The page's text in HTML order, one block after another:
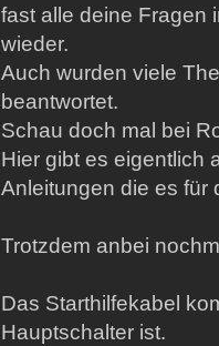
fast alle deine Fragen
wieder.
Auch wurden viele
beantwortet.
Schau doch mal bei
Hier gibt es eigentlich
Anleitungen die es für
Trotzdem anbei
Das Starthilfekabel
Hauptschalter ist.